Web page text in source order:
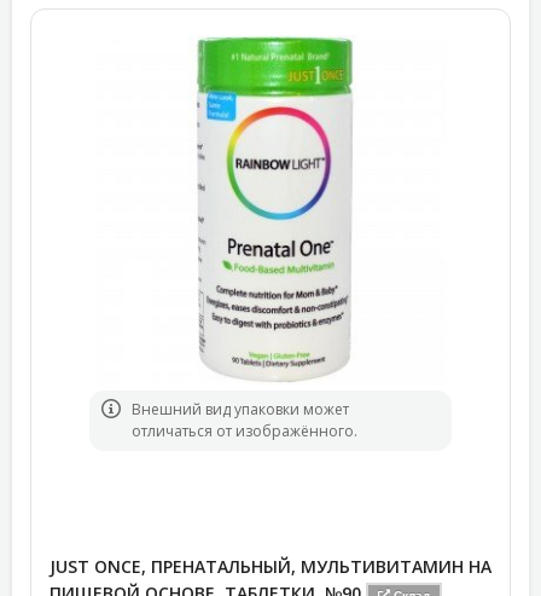
Bнешний вид упаковки может
отличаться от изображённого.
JUST ONCE, ПРЕНАТАЛЬНЫЙ, МУЛЬТИВИТАМИН НА